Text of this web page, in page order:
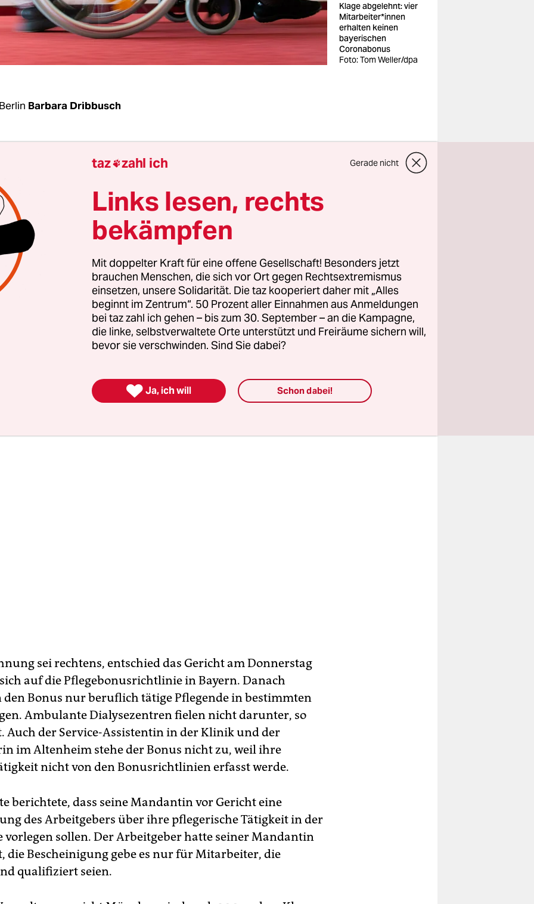
Klage abgelehnt: vier
Mit­ar­bei­te­r*in­nen
erhalten keinen
bayerischen
Coronabonus
Foto: Tom Weller/dpa
Barbara Dribbusch
als Service-Assistentin in einem Krankenhaus, half
Waschen und beim Anziehen der
„Sie hatte unmittelbaren Patientenkontakt“,
Franz Bette der taz. Doch den bayerischen
für Pflegekräfte hatte die Beschäftigte nicht bekommen.
dem Verwaltungsgericht München auf Zahlung des
lehnte das Gericht ihre Klage und die drei
ab.
die Service-Assistentin, eine Hauswirtschafterin in
und zwei Beschäftigte eines ambulanten
Sie beanspruchten denbayerischen Coronabonus
Pflegekräften vom Land Bayern gezahlt wurde. Das
für Pflege hatte die Anträge der vier KlägerInnen auf
sei rechtens, entschied das Gericht am Donnerstag
auf die Pflegebonusrichtlinie in Bayern. Danach
den Bonus nur beruflich tätige Pflegende in bestimmten
Ambulante Dialysezentren fielen nicht darunter, so
Auch der Service-Assistentin in der Klinik und der
im Altenheim stehe der Bonus nicht zu, weil ihre
nicht von den Bonusrichtlinien erfasst werde.
berichtete, dass seine Mandantin vor Gericht eine
des Arbeitgebers über ihre pflegerische Tätigkeit in der
vorlegen sollen. Der Arbeitgeber hatte seiner Mandantin
die Bescheinigung gebe es nur für Mitarbeiter, die
qualifiziert seien.
taz zahl ich Gerade nicht
Links lesen, rechts
bekämpfen
Mit doppelter Kraft für eine offene Gesellschaft! Besonders jetzt
brauchen Menschen, die sich vor Ort gegen Rechtsextremismus
einsetzen, unsere Solidarität. Die taz kooperiert daher mit „Alles
beginnt im Zentrum“. 50 Prozent aller Einnahmen aus Anmeldungen
bei taz zahl ich gehen – bis zum 30. September – an die Kampagne,
die linke, selbstverwaltete Orte unterstützt und Freiräume sichern will,
bevor sie verschwinden. Sind Sie dabei?
 Ja, ich will Schon dabei!